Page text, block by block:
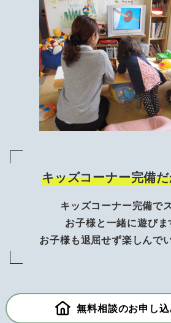
キッズコーナー完備
キッズコーナー完備で
お子様と一緒に遊びま
お子様も退屈せず楽しんで
無料相談のお申し